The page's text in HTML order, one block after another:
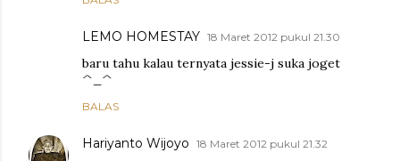
LEMO HOMESTAY 18 Maret 2012 pukul 21.30
baru tahu kalau ternyata jessie-j suka joget
^_^
BALAS
Hariyanto Wijoyo 18 Maret 2012 pukul 21.32